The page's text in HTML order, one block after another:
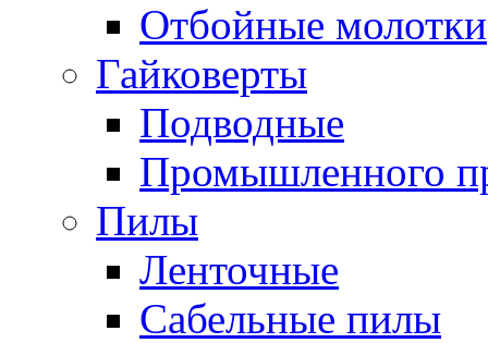
Отбойные молотки
Гайковерты
Подводные
Промышленного
Пилы
Ленточные
Сабельные пилы